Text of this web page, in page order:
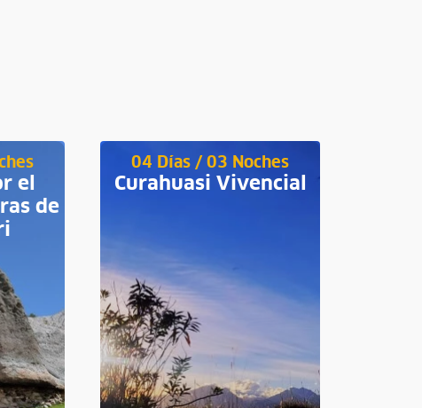
el
de
04 Días / 03 Noches
Curahuasi Vivencial